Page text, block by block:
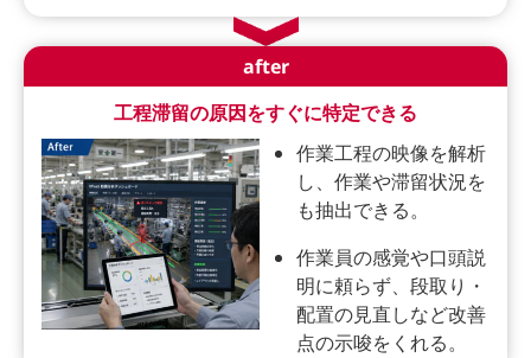
after
工程滞留の原因をすぐに特定できる
作業工程の映像を解析
し、作業や滞留状況を
も抽出できる。
作業員の感覚や口頭説
明に頼らず、段取り・
配置の見直しなど改善
点の示唆をくれる。